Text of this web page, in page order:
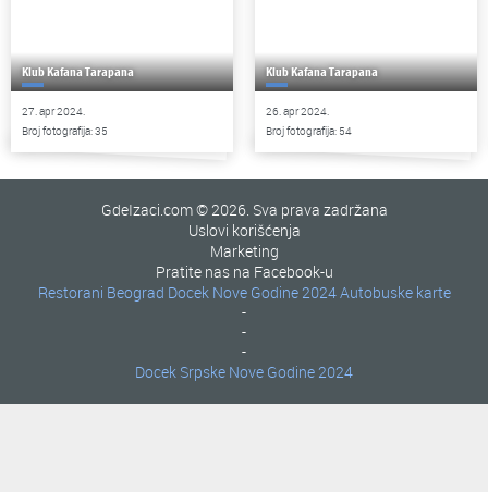
Klub Kafana Tarapana
27. apr 2024.
Broj fotografija: 35
Klub Kafana Tarapana
26. apr 2024.
Broj fotografija: 54
GdeIzaci.com © 2026. Sva prava zadržana
Uslovi korišćenja
Marketing
Pratite nas na Facebook-u
Restorani Beograd
-
Docek Nove Godine 2024
-
Autobuske karte
-
Docek Srpske Nove Godine 2024